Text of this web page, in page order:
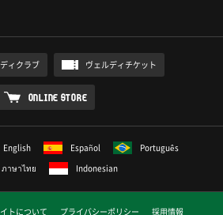
ィクラブ ヴェルディチケット
ONLINE STORE
English Español
Português
ภาษาไทย
Indonesian
トについて プライバシーポリシー 採用情報